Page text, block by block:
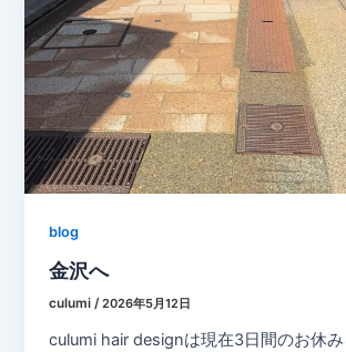
blog
金沢へ
culumi/2026年5月12日
culumi hair designは現在3日間のお休み